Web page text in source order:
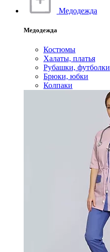
Медодежда
Медодежда
Костюмы
Халаты, платья
Рубашки, футболки
Брюки, юбки
Колпаки